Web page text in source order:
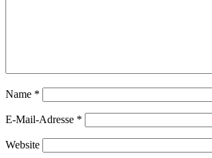
Name *
E-Mail-Adresse *
Website